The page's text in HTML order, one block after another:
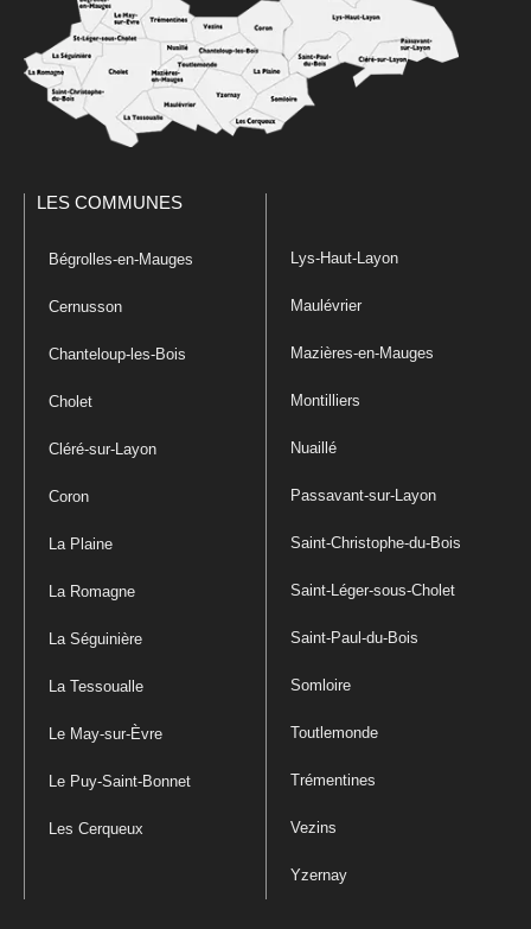
LES COMMUNES
Bégrolles-en-Mauges
Cernusson
Chanteloup-les-Bois
Cholet
Cléré-sur-Layon
Coron
La Plaine
La Romagne
La Séguinière
La Tessoualle
Le May-sur-Èvre
Le Puy-Saint-Bonnet
Les Cerqueux
Lys-Haut-Layon
Maulévrier
Mazières-en-Mauges
Montilliers
Nuaillé
Passavant-sur-Layon
Saint-Christophe-du-Bois
Saint-Léger-sous-Cholet
Saint-Paul-du-Bois
Somloire
Toutlemonde
Trémentines
Vezins
Yzernay